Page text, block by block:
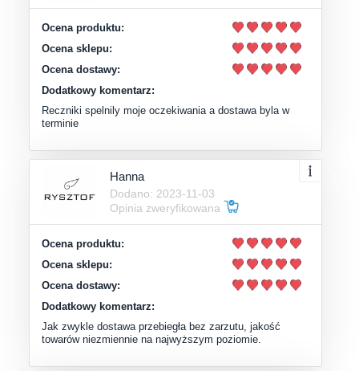
Ocena produktu:
Ocena sklepu:
Ocena dostawy:
Dodatkowy komentarz:
Reczniki spelnily moje oczekiwania a dostawa byla w
terminie
Hanna
Dodano: 2023-11-03
Opinia zweryfikowana
Ocena produktu:
Ocena sklepu:
Ocena dostawy:
Dodatkowy komentarz:
Jak zwykle dostawa przebiegła bez zarzutu, jakość
towarów niezmiennie na najwyższym poziomie.